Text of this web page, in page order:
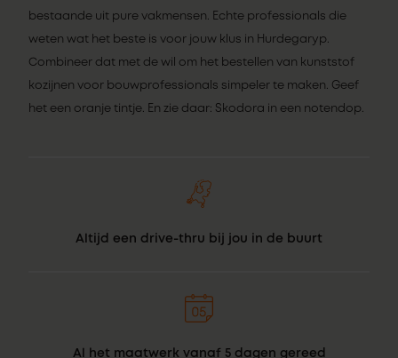
bestaande uit pure vakmensen. Echte professionals die
weten wat het beste is voor jouw klus in Hurdegaryp.
Combineer dat met de wil om het bestellen van kunststof
kozijnen voor bouwprofessionals simpeler te maken. Geef
het een oranje tintje. En zie daar: Skodora in een notendop.
Altijd een drive-thru bij jou in de buurt
Al het maatwerk vanaf 5 dagen gereed